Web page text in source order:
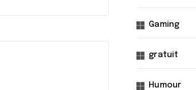
Gaming
gratuit
Humour